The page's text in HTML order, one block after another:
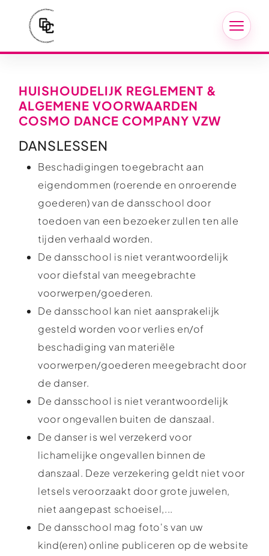
HUISHOUDELIJK REGLEMENT &
ALGEMENE VOORWAARDEN
COSMO DANCE COMPANY VZW
DANSLESSEN
Beschadigingen toegebracht aan
eigendommen (roerende en onroerende
goederen) van de dansschool door
toedoen van een bezoeker zullen ten alle
tijden verhaald worden.
De dansschool is niet verantwoordelijk
voor diefstal van meegebrachte
voorwerpen/goederen.
De dansschool kan niet aansprakelijk
gesteld worden voor verlies en/of
beschadiging van materiële
voorwerpen/goederen meegebracht door
de danser.
De dansschool is niet verantwoordelijk
voor ongevallen buiten de danszaal.
De danser is wel verzekerd voor
lichamelijke ongevallen binnen de
danszaal. Deze verzekering geldt niet voor
letsels veroorzaakt door grote juwelen,
niet aangepast schoeisel,...
De dansschool mag foto's van uw
kind(eren) online publiceren op de website